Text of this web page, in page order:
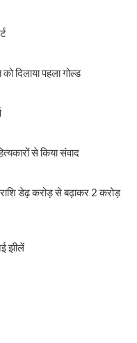
दिलाया पहला गोल्ड
से किया संवाद
डेढ़ करोड़ से बढ़ाकर 2 करोड़
झीलें